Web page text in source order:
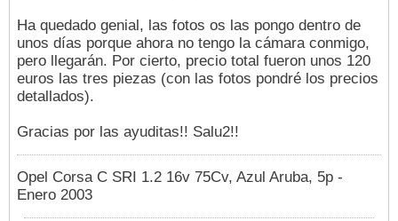
Ha quedado genial, las fotos os las pongo dentro de
unos días porque ahora no tengo la cámara conmigo,
pero llegarán. Por cierto, precio total fueron unos 120
euros las tres piezas (con las fotos pondré los precios
detallados).
Gracias por las ayuditas!! Salu2!!
Opel Corsa C SRI 1.2 16v 75Cv, Azul Aruba, 5p -
Enero 2003